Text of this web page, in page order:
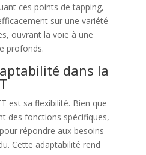
ces points de tapping,
sur une variété
ouvrant la voie à une
profonds.
dans la
est sa flexibilité. Bien que
des fonctions spécifiques,
répondre aux besoins
Cette adaptabilité rend